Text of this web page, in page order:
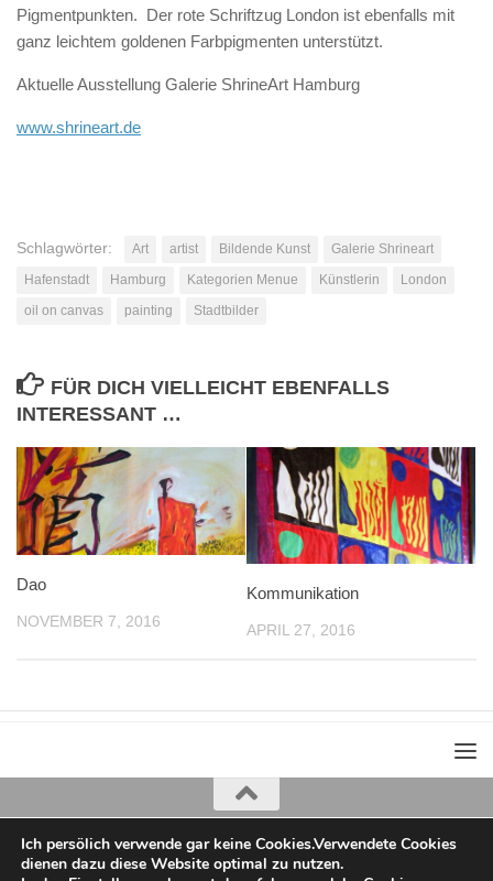
Pigmentpunkten. Der rote Schriftzug London ist ebenfalls mit
ganz leichtem goldenen Farbpigmenten unterstützt.
Aktuelle Ausstellung Galerie ShrineArt Hamburg
www.shrineart.de
Schlagwörter: Art artist Bildende Kunst
Galerie Shrineart
Hafenstadt
Hamburg Kategorien Menue Künstlerin
London
oil on canvas
painting Stadtbilder
FÜR DICH VIELLEICHT EBENFALLS
INTERESSANT …
Dao
NOVEMBER 7, 2016
Kommunikation
APRIL 27, 2016
Iris Greiner
copyright 2022
Ich persölich verwende gar keine Cookies.Verwendete Cookies
dienen dazu diese Website optimal zu nutzen.